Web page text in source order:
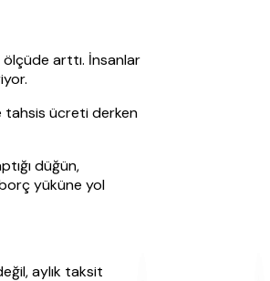
ölçüde arttı. İnsanlar
tahsis ücreti derken
düğün,
yüküne yol
aylık taksit